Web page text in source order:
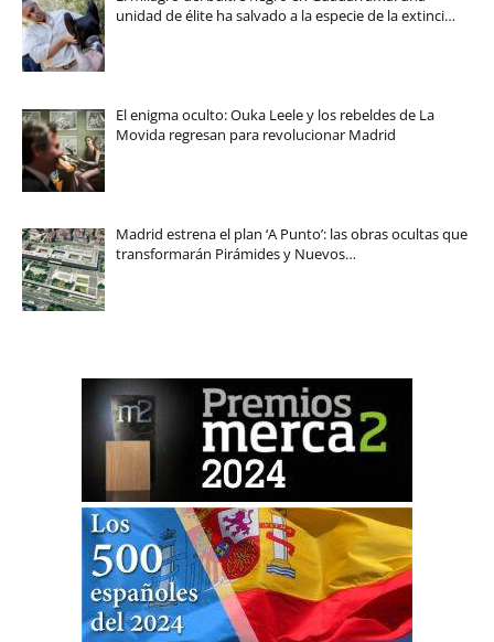
unidad de élite ha salvado a la especie de la extinci…
El enigma oculto: Ouka Leele y los rebeldes de La
Movida regresan para revolucionar Madrid
Madrid estrena el plan ‘A Punto’: las obras ocultas que
transformarán Pirámides y Nuevos…